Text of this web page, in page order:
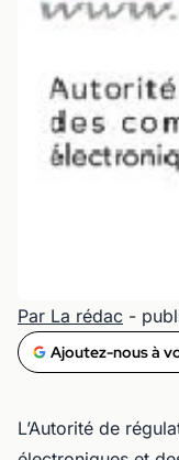
Par La rédac -
Ajoutez-nous à
L’Autorité de